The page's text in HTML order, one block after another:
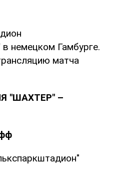
немецком Гамбурге.
матча
"ШАХТЕР" –